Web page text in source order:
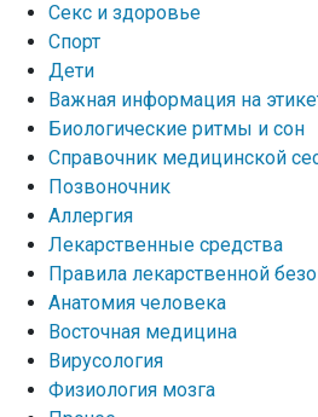
Секс и здоровье
Спорт
Дети
Важная информация на
Биологические ритмы и сон
Справочник медицинской
Позвоночник
Аллергия
Лекарственные средства
Правила лекарственной
Aнатомия человека
Восточная медицина
Вирусология
Физиология мозга